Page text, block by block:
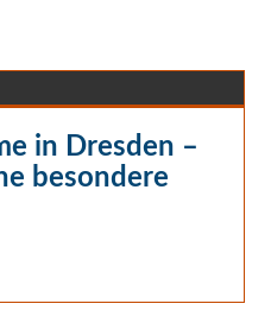
in Dresden –
besondere